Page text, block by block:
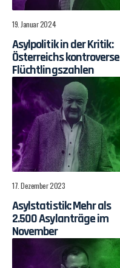
19. Januar 2024
Asylpolitik in der Kritik:
Österreichs kontroverse
Flüchtlingszahlen
17. Dezember 2023
Asylstatistik: Mehr als
2.500 Asylanträge im
November